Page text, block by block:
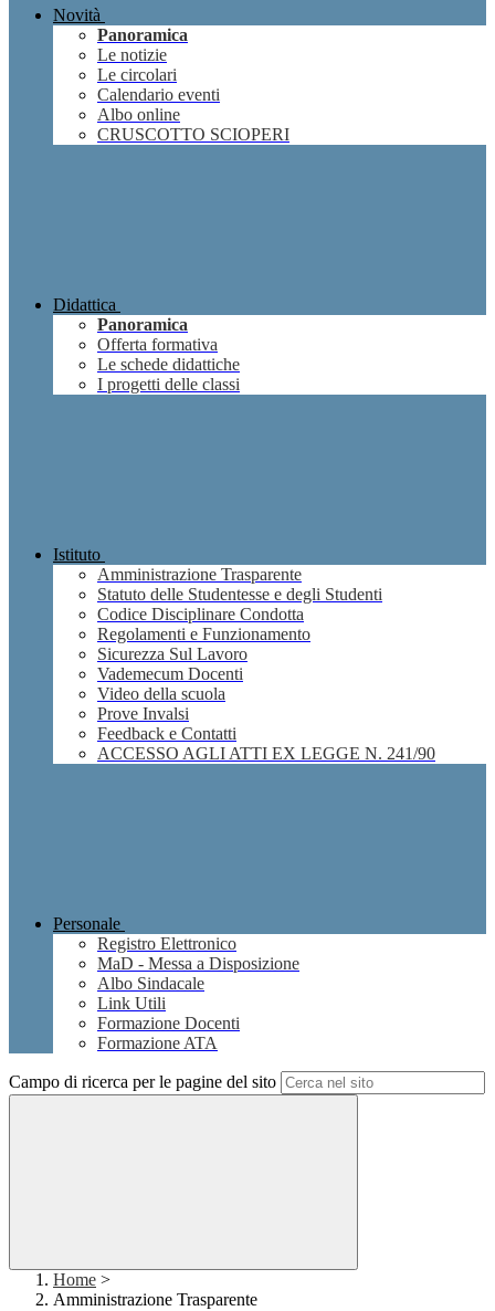
Novità
Panoramica
Le notizie
Le circolari
Calendario eventi
Albo online
CRUSCOTTO SCIOPERI
Didattica
Panoramica
Offerta formativa
Le schede didattiche
I progetti delle classi
Istituto
Amministrazione Trasparente
Statuto delle Studentesse e degli Studenti
Codice Disciplinare Condotta
Regolamenti e Funzionamento
Sicurezza Sul Lavoro
Vademecum Docenti
Video della scuola
Prove Invalsi
Feedback e Contatti
ACCESSO AGLI ATTI EX LEGGE N. 241/90
Personale
Registro Elettronico
MaD - Messa a Disposizione
Albo Sindacale
Link Utili
Formazione Docenti
Formazione ATA
Campo di ricerca per le pagine del sito
Home >
Amministrazione Trasparente